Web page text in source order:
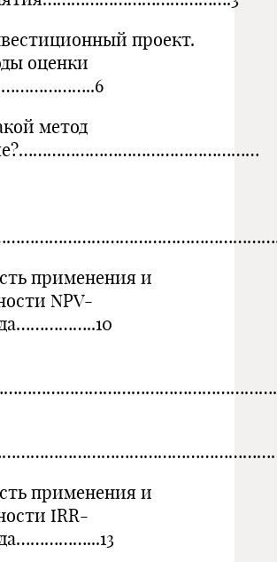
проект.
оценки
метод
применения и
NPV-
применения и
IRR-